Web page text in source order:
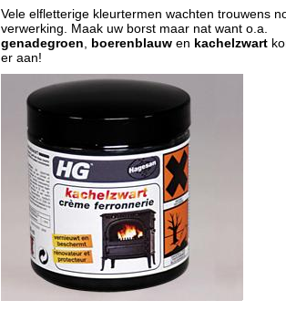
Vele elfletterige kleurtermen wachten trouwens
verwerking. Maak uw borst maar nat want o.a.
genadegroen
boerenblauw en kachelzwart
er aan!